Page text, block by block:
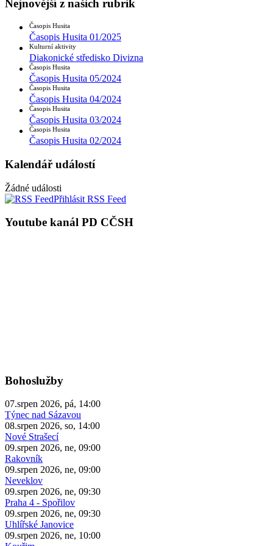
Nejnovější z našich rubrik
Časopis Husita
Časopis Husita 01/2025
Kulturní aktivity
Diakonické středisko Divizna
Časopis Husita
Časopis Husita 05/2024
Časopis Husita
Časopis Husita 04/2024
Časopis Husita
Časopis Husita 03/2024
Časopis Husita
Časopis Husita 02/2024
Kalendář událostí
Žádné události
Přihlásit RSS Feed
Youtube kanál PD CČSH
Bohoslužby
07.srpen 2026, pá, 14:00
Týnec nad Sázavou
08.srpen 2026, so, 14:00
Nové Strašecí
09.srpen 2026, ne, 09:00
Rakovník
09.srpen 2026, ne, 09:00
Neveklov
09.srpen 2026, ne, 09:30
Praha 4 - Spořilov
09.srpen 2026, ne, 09:30
Uhlířské Janovice
09.srpen 2026, ne, 10:00